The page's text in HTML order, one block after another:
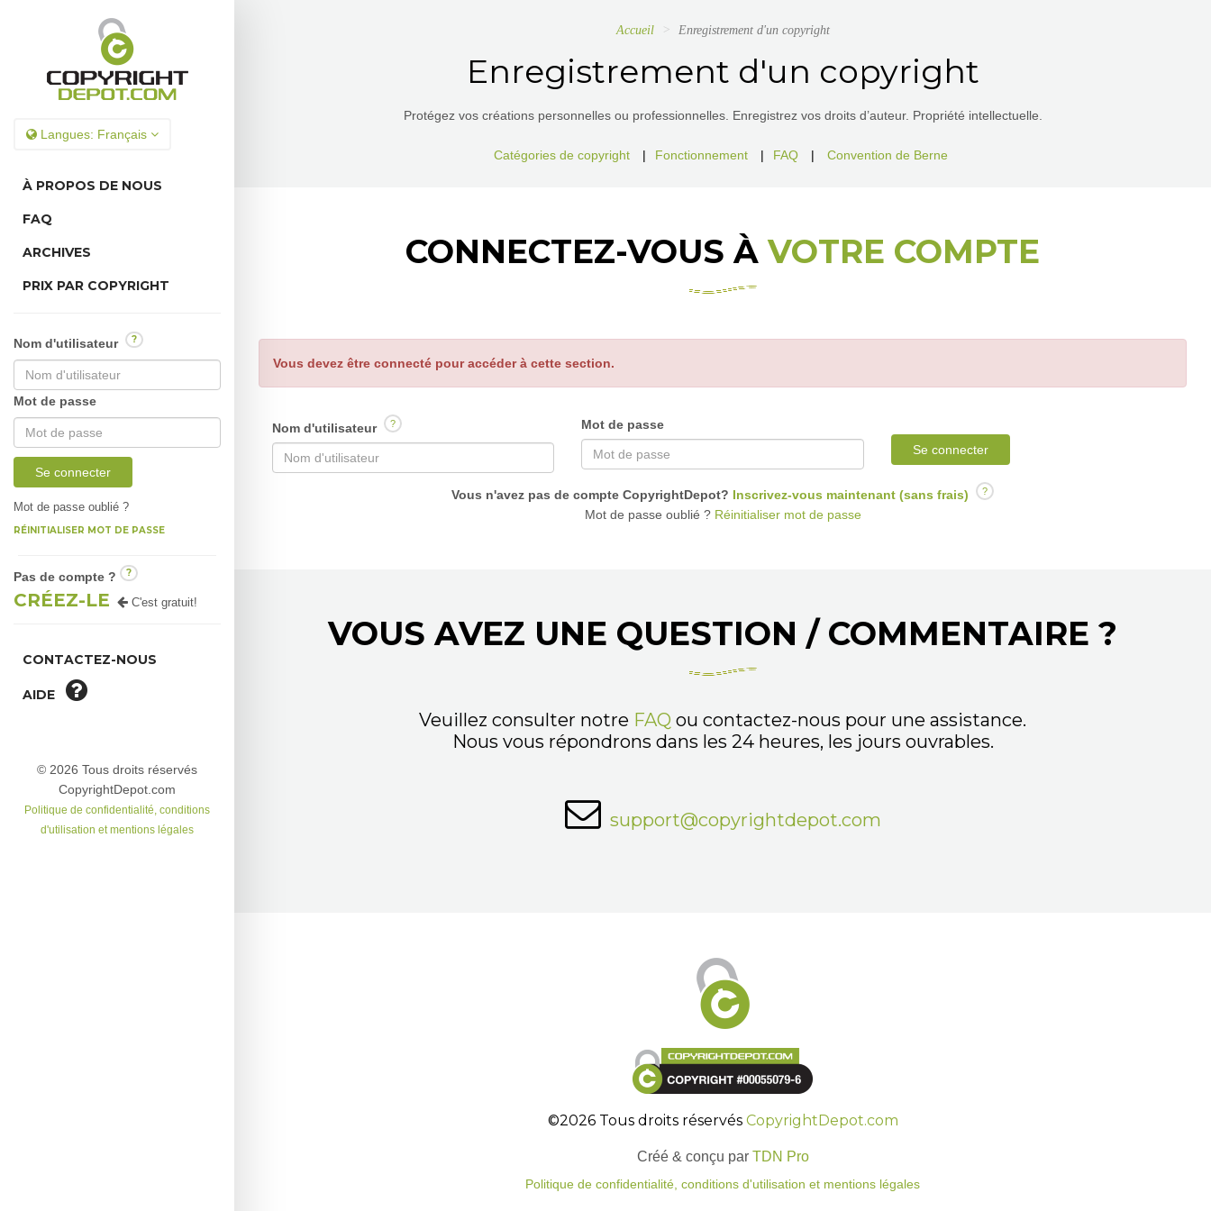
Langues: Français
À PROPOS DE NOUS
FAQ
ARCHIVES
PRIX PAR COPYRIGHT
Nom d'utilisateur ?
Mot de passe
Se connecter
Mot de passe oublié ?
RÉINITIALISER MOT DE PASSE
Pas de compte ? ?
CRÉEZ-LE C'est gratuit!
CONTACTEZ-NOUS
AIDE
© 2026 Tous droits réservés
CopyrightDepot.com
Politique de confidentialité, conditions
d'utilisation et mentions légales
Accueil Enregistrement d'un copyright
Enregistrement d'un copyright
Protégez vos créations personnelles ou professionnelles. Enregistrez vos droits d’auteur. Propriété intellectuelle.
Catégories de copyright | Fonctionnement | FAQ | Convention de Berne
CONNECTEZ-VOUS ÀVOTRE COMPTE
Vous devez être connecté pour accéder à cette section.
Nom d'utilisateur ?
Mot de passe
Se connecter
Vous n'avez pas de compte CopyrightDepot? Inscrivez-vous maintenant (sans frais) ?
Mot de passe oublié ?Réinitialiser mot de passe
VOUS AVEZ UNE QUESTION / COMMENTAIRE ?
Veuillez consulter notre FAQ ou contactez-nous pour une assistance.
Nous vous répondrons dans les 24 heures, les jours ouvrables.
support@copyrightdepot.com
©2026 Tous droits réservés CopyrightDepot.com
Créé & conçu par TDN Pro
Politique de confidentialité, conditions d'utilisation et mentions légales